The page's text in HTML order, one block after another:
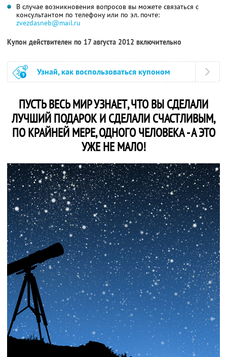
В случае возникновения вопросов вы можете связаться с
консультантом по телефону или по эл. почте:
zvezdasneb@mail.ru
Купон действителен по 17 августа 2012 включительно
Узнай, как воспользоваться купоном
ПУСТЬ ВЕСЬ МИР УЗНАЕТ, ЧТО ВЫ СДЕЛАЛИ
ЛУЧШИЙ ПОДАРОК И СДЕЛАЛИ СЧАСТЛИВЫМ,
ПО КРАЙНЕЙ МЕРЕ, ОДНОГО ЧЕЛОВЕКА - А ЭТО
УЖЕ НЕ МАЛО!